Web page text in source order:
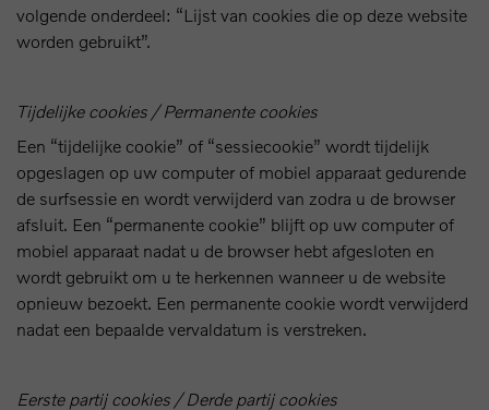
volgende onderdeel: “Lijst van cookies die op deze website
worden gebruikt”.
Tijdelijke cookies / Permanente cookies
Een “tijdelijke cookie” of “sessiecookie” wordt tijdelijk
opgeslagen op uw computer of mobiel apparaat gedurende
de surfsessie en wordt verwijderd van zodra u de browser
afsluit. Een “permanente cookie” blijft op uw computer of
mobiel apparaat nadat u de browser hebt afgesloten en
wordt gebruikt om u te herkennen wanneer u de website
opnieuw bezoekt. Een permanente cookie wordt verwijderd
nadat een bepaalde vervaldatum is verstreken.
Eerste partij cookies / Derde partij cookies